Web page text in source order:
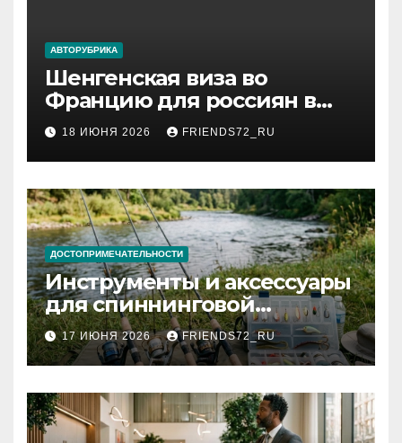
АВТОРУБРИКА
Шенгенская виза во
Францию для россиян в
2026 году: сроки от 3 дней
и список необходимых
документов
18 ИЮНЯ 2026 FRIENDS72_RU
ДОСТОПРИМЕЧАТЕЛЬНОСТИ
Инструменты и аксессуары
для спиннинговой
рыбалки: назначение и
типы
17 ИЮНЯ 2026 FRIENDS72_RU